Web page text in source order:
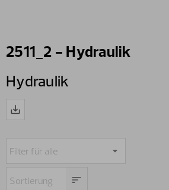
2511_2 - Hydraulik
Hydraulik